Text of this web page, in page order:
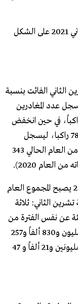
وقد توزعت حركة المطار خلال شهر تشرين الثاني 2021 على الشكل
الثاني الفائت بنسبة
راكباً، كذلك سجل عدد المغادرين
بنسبة 56,18 بالمئة وبلغ 186 ألفاً و462 راكباً، في حين انخفض
عدد ركاب الترانزيت بنسبة 17,07 بالمئة وبلغ 782 راكبا، ليسجل
المجموع العام للركاب في الشهر الحادي عشر من العام الحالي 343
ومع انتهاء الشهر الحادي عشر من العام 2021 يصبح المجموع العام
الثاني: ثلاثة
865 ألفاً و178 راكباً (بزيادة 74,93 بالمئة عن نفس الفترة من
العام الماضي)، إذ بلغ عدد الوافدين إلى لبنان مليون و830 ألفاً و257
راكباً (بزيادة 80 بالمئة) وسجل عدد المغادرين مليونين و21 ألفاً و 47